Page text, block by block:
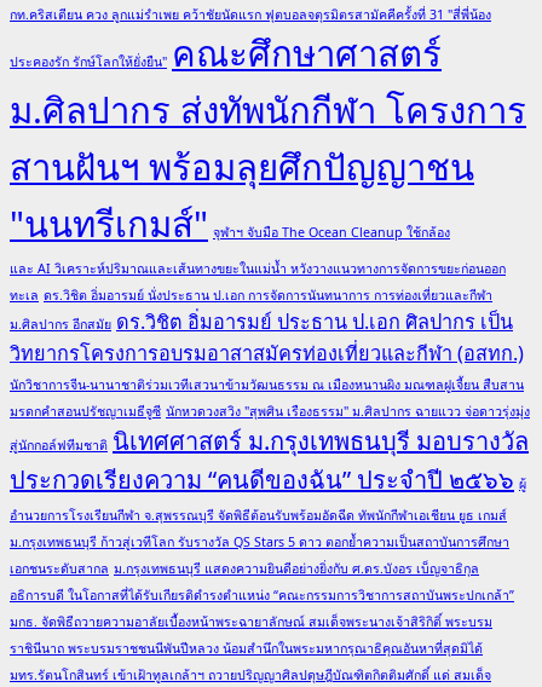
กท.คริสเตียน ควง ลูกแม่รำเพย คว้าชัยนัดแรก ฟุตบอลจตุรมิตรสามัคคีครั้งที่ 31 "สี่พี่น้อง
ประคองรัก รักษ์โลกให้ยั่งยืน" คณะศึกษาศาสตร์
ม.ศิลปากร ส่งทัพนักกีฬา โครงการ
สานฝันฯ พร้อมลุยศึกปัญญาชน
"นนทรีเกมส์" จุฬาฯ จับมือ The Ocean Cleanup ใช้กล้อง
และ AI วิเคราะห์ปริมาณและเส้นทางขยะในแม่น้ำ หวังวางแนวทางการจัดการขยะก่อนออก
ทะเล ดร.วิชิต อิ่มอารมย์ นั่งประธาน ป.เอก การจัดการนันทนาการ การท่องเที่ยวและกีฬา
ม.ศิลปากร อีกสมัย ดร.วิชิต อิ่มอารมย์ ประธาน ป.เอก ศิลปากร เป็น
วิทยากรโครงการอบรมอาสาสมัครท่องเที่ยวและกีฬา (อสทก.)
นักวิชาการจีน-นานาชาติร่วมเวทีเสวนาข้ามวัฒนธรรม ณ เมืองหนานผิง มณฑลฝูเจี้ยน สืบสาน
มรดกคำสอนปรัชญาเมธีจูซี นักหวดวงสวิง "สุพศิน เรืองธรรม" ม.ศิลปากร ฉายแวว จ่อดาวรุ่งมุ่ง
สู่นักกอล์ฟทีมชาติ นิเทศศาสตร์ ม.กรุงเทพธนบุรี มอบรางวัล
ประกวดเรียงความ “คนดีของฉัน” ประจำปี ๒๕๖๖ ผู้
อำนวยการโรงเรียนกีฬา จ.สุพรรณบุรี จัดพิธีต้อนรับพร้อมอัดฉีด ทัพนักกีฬาเอเชียน ยูธ เกมส์
ม.กรุงเทพธนบุรี ก้าวสู่เวทีโลก รับรางวัล QS Stars 5 ดาว ตอกย้ำความเป็นสถาบันการศึกษา
เอกชนระดับสากล ม.กรุงเทพธนบุรี แสดงความยินดีอย่างยิ่งกับ ศ.ดร.บังอร เบ็ญจาธิกุล
อธิการบดี ในโอกาสที่ได้รับเกียรติดำรงตำแหน่ง “คณะกรรมการวิชาการสถาบันพระปกเกล้า”
มกธ. จัดพิธีถวายความอาลัยเบื้องหน้าพระฉายาลักษณ์ สมเด็จพระนางเจ้าสิริกิติ์ พระบรม
ราชินีนาถ พระบรมราชชนนีพันปีหลวง น้อมสำนึกในพระมหากรุณาธิคุณอันหาที่สุดมิได้
มทร.รัตนโกสินทร์ เข้าเฝ้าทูลเกล้าฯ ถวายปริญญาศิลปดุษฎีบัณฑิตกิตติมศักดิ์ แด่ สมเด็จ